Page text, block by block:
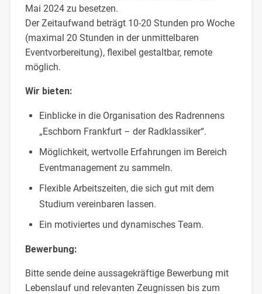
Mai 2024 zu besetzen.
Der Zeitaufwand beträgt 10-20 Stunden pro Woche
(maximal 20 Stunden in der unmittelbaren
Eventvorbereitung), flexibel gestaltbar, remote
möglich.
Wir bieten:
Einblicke in die Organisation des Radrennens
„Eschborn Frankfurt – der Radklassiker“.
Möglichkeit, wertvolle Erfahrungen im Bereich
Eventmanagement zu sammeln.
Flexible Arbeitszeiten, die sich gut mit dem
Studium vereinbaren lassen.
Ein motiviertes und dynamisches Team.
Bewerbung:
Bitte sende deine aussagekräftige Bewerbung mit
Lebenslauf und relevanten Zeugnissen bis zum